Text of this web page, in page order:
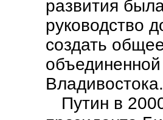
развития
руководство
создать
Владивостока.
Путин в